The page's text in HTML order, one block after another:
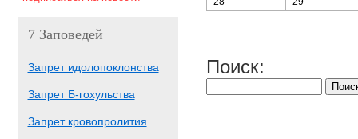
7 Заповедей
Запрет идолопоклонства
Запрет Б-гохульства
Запрет кровопролития
Поиск: